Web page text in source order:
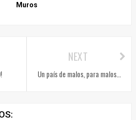
Muros
NEXT
Un país de malos, para malos...